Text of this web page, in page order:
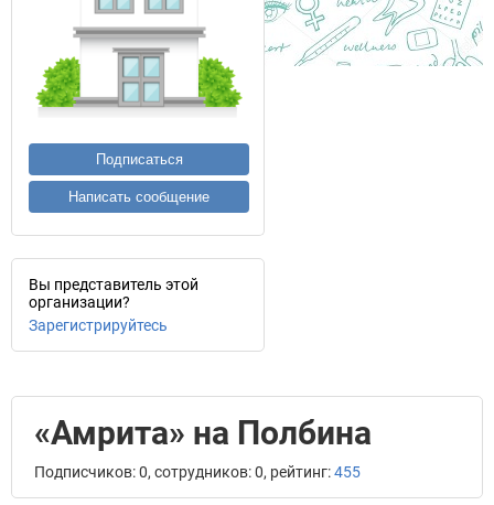
Подписаться
Написать сообщение
Вы представитель этой
организации?
Зарегистрируйтесь
«Амрита» на Полбина
Подписчиков: 0, сотрудников: 0, рейтинг:455